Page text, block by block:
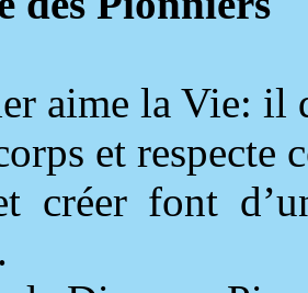
aime la Vie: il
et respecte
créer font